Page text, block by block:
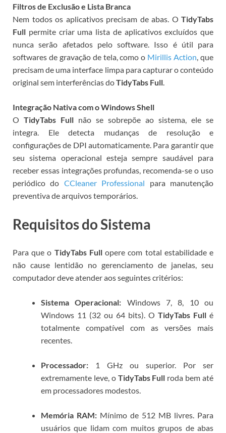
Filtros de Exclusão e Lista Branca
Nem todos os aplicativos precisam de abas. O TidyTabs
Full permite criar uma lista de aplicativos excluídos que
nunca serão afetados pelo software. Isso é útil para
softwares de gravação de tela, como o Mirillis Action, que
precisam de uma interface limpa para capturar o conteúdo
original sem interferências doTidyTabs Full.
Integração Nativa com o Windows Shell
O TidyTabs Full não se sobrepõe ao sistema, ele se
integra. Ele detecta mudanças de resolução e
configurações de DPI automaticamente. Para garantir que
seu sistema operacional esteja sempre saudável para
receber essas integrações profundas, recomenda-se o uso
periódico do CCleaner Professional para manutenção
preventiva de arquivos temporários.
Requisitos do Sistema
Para que o TidyTabs Fullopere com total estabilidade e
não cause lentidão no gerenciamento de janelas, seu
computador deve atender aos seguintes critérios:
Sistema Operacional: Windows 7, 8, 10 ou
Windows 11 (32 ou 64 bits). O TidyTabs Full é
totalmente compatível com as versões mais
recentes.
Processador: 1 GHz ou superior. Por ser
extremamente leve, o TidyTabs Full roda bem até
em processadores modestos.
Memória RAM: Mínimo de 512 MB livres. Para
usuários que lidam com muitos grupos de abas